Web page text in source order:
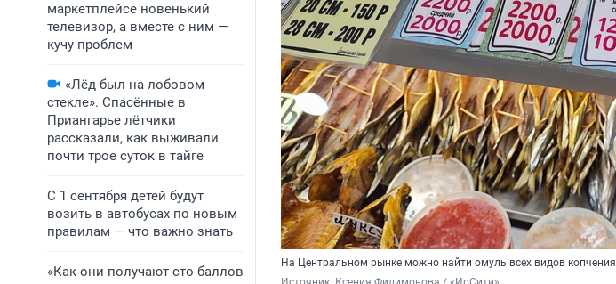
маркетплейсе новенький
телевизор, а вместе с ним —
кучу проблем
«Лёд был на лобовом
стекле». Спасённые в
Приангарье лётчики
рассказали, как выживали
почти трое суток в тайге
С 1 сентября детей будут
возить в автобусах по новым
правилам — что важно знать
«Как они получают сто баллов
На Центральном рынке можно найти омуль всех видов копчения